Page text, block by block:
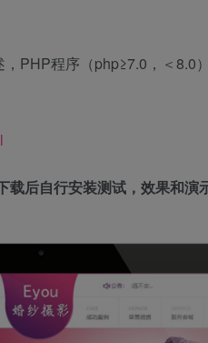
PHP程序（php≥7.0，＜8.0
后自行安装测试，效果和演